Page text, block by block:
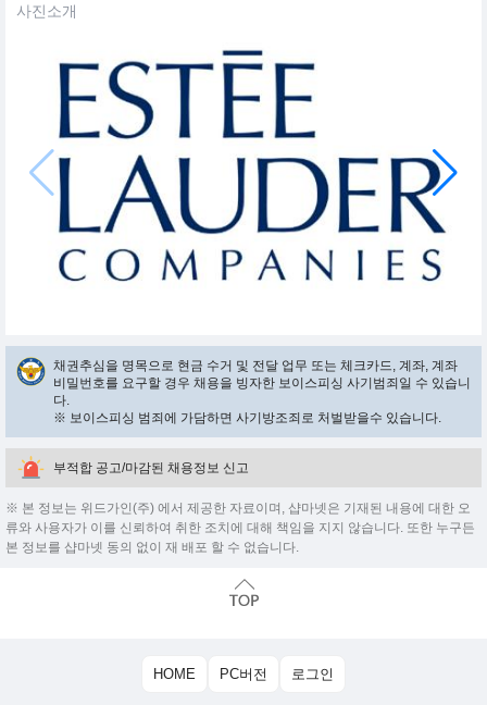
사진소개
채권추심을 명목으로 현금 수거 및 전달 업무 또는 체크카드, 계좌, 계좌
비밀번호를 요구할 경우 채용을 빙자한 보이스피싱 사기범죄일 수 있습니
다.
※ 보이스피싱 범죄에 가담하면 사기방조죄로 처벌받을수 있습니다.
부적합 공고/마감된 채용정보 신고
※ 본 정보는 위드가인(주) 에서 제공한 자료이며, 샵마넷은 기재된 내용에 대한 오
류와 사용자가 이를 신뢰하여 취한 조치에 대해 책임을 지지 않습니다. 또한 누구든
본 정보를 샵마넷 동의 없이 재 배포 할 수 없습니다.
HOME PC버전 로그인